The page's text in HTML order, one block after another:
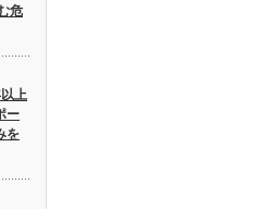
危
上
ー
を